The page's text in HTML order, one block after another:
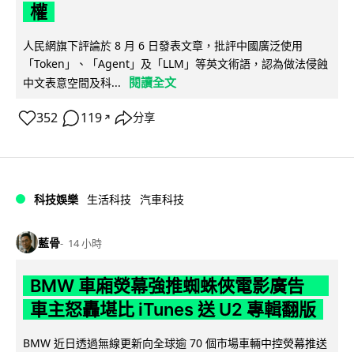
權
人民網旗下評論於 8 月 6 日發表文章，批評中國廣泛使用
「Token」、「Agent」及「LLM」等英文術語，認為做法侵蝕
中文表意空間及科...
閱讀全文
352 119 ↗ 分享
科技娛樂 生活科技 汽車科技
藍骨 14 小時
BMW 車廂熒幕強推蜘蛛俠電影廣告
車主怒轟堪比 iTunes 送 U2 專輯翻版
BMW 近日透過無線更新向全球逾 70 個市場車輛中控熒幕推送